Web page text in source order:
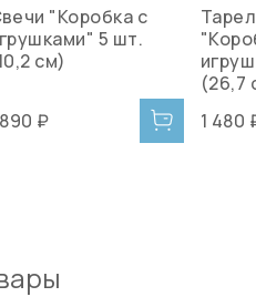
"Коробка с
5 шт.
см)
890 ₽
(26,7
1 480